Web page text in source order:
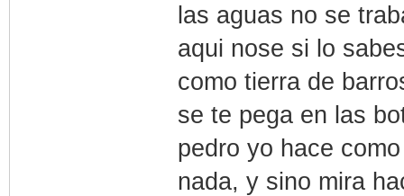
las aguas no se
aqui nose si lo
como tierra de
se te pega en las
pedro yo hace
nada, y sino mira